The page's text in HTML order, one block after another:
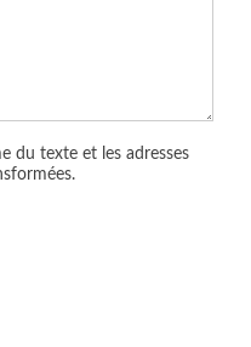
du texte et les adresses